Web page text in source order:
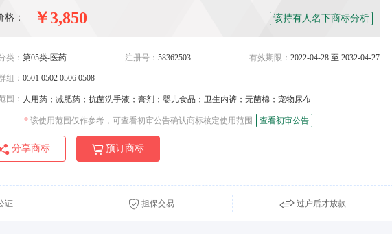
格： ￥3,850 该持有人名下商标分析
类： 第05类-医药 注册号： 58362503 有效期限： 2022-04-28 至 2032-04-27
组： 0501 0502 0506 0508
围： 人用药；减肥药；抗菌洗手液；膏剂；婴儿食品；卫生内裤；无菌棉；宠物尿布
* 该使用范围仅作参考，可查看初审公告确认商标核定使用范围 查看初审公告
分享商标
预订商标
证 担保交易 过户后才放款